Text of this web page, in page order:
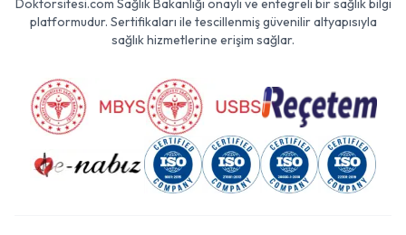
Doktorsitesi.com Sağlık Bakanlığı onaylı ve entegreli bir sağlık bilgi
platformudur. Sertifikaları ile tescillenmiş güvenilir altyapısıyla
sağlık hizmetlerine erişim sağlar.